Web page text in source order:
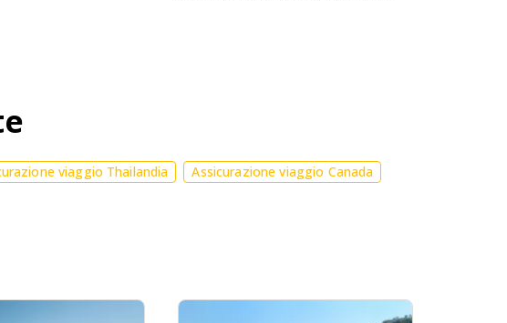
viaggio Thailandia
Assicurazione viaggio Canada